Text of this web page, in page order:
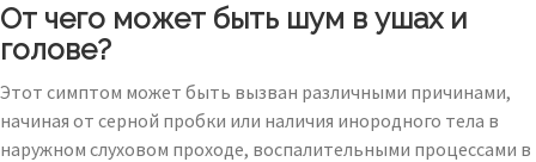
От чего может быть шум в ушах и
голове?
Этот симптом может быть вызван различными причинами,
начиная от серной пробки или наличия инородного тела в
наружном слуховом проходе, воспалительными процессами в